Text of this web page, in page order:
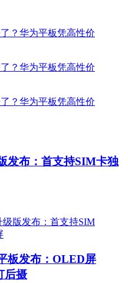
发布：首支持SIM卡独
板发布：OLED屏
后摄